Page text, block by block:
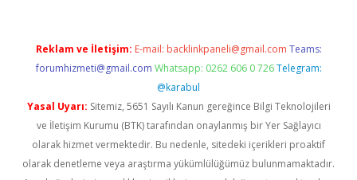
Reklam ve İletişim: E-mail: backlinkpaneli@gmail.com Teams:
forumhizmeti@gmail.com Whatsapp: 0262 606 0 726 Telegram:
@karabul
Yasal Uyarı: Sitemiz, 5651 Sayılı Kanun gereğince Bilgi Teknolojileri
ve İletişim Kurumu (BTK) tarafından onaylanmış bir Yer Sağlayıcı
olarak hizmet vermektedir. Bu nedenle, sitedeki içerikleri proaktif
olarak denetleme veya araştırma yükümlülüğümüz bulunmamaktadır.